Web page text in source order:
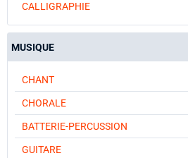
CALLIGRAPHIE
MUSIQUE
CHANT
CHORALE
BATTERIE-PERCUSSION
GUITARE